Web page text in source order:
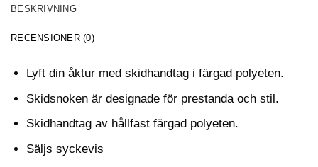
BESKRIVNING
RECENSIONER (0)
Lyft din åktur med skidhandtag i färgad polyeten.
Skidsnoken är designade för prestanda och stil.
Skidhandtag av hållfast färgad polyeten.
Säljs syckevis